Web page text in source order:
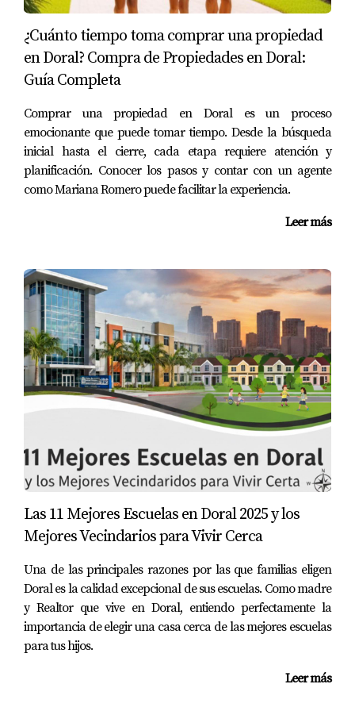
Caso 2: Inversor Juan Martínez
Juan Martínez es un inversor experimentado que utiliza
Realtor.com para analizar propiedades comerciales. Un
día encontró un edificio en Orlando cuyo precio había
Gracias a las tendencias históricas proporcionadas por
la plataforma, Juan pudo prever un repunte en el área
debido a nuevas inversiones en infraestructura. Compró
la propiedad y ha visto un aumento considerable en su
La pareja Gómez quería comprar su primera casa pero
estaba preocupada por los costos ocultos. Usando
Redfin, pudieron acceder a estimaciones precisas sobre
impuestos y costos de mantenimiento asociados con
diferentes propiedades. Esto les ayudó a elegir una casa
asequible sin sorpresas desagradables después de la
compra.
Conclusiones
El uso adecuado de plataformas inmobiliarias puede
Desde obtener información valiosa hasta facilitar
decisiones informadas, estas herramientas son
fundamentales para navegar el complejo mundo
inmobiliario. Si bien cada caso es único, los ejemplos
anteriores demuestran cómo una buena investigación
puede llevarte al éxito. Recuerda siempre analizar cada
propiedad desde múltiples ángulos y no dudar en
consultar con expertos si es necesario. La clave está en
¿Cuánto tiempo toma comprar una propiedad
en Doral? Compra de Propiedades en Doral:
Guía Completa
Comprar una propiedad en Doral es un proceso
emocionante que puede tomar tiempo. Desde la búsqueda
inicial hasta el cierre, cada etapa requiere atención y
planificación. Conocer los pasos y contar con un agente
como Mariana Romero puede facilitar la experiencia.
Leer más
Las 11 Mejores Escuelas en Doral 2025 y los
Mejores Vecindarios para Vivir Cerca
Una de las principales razones por las que familias eligen
Doral es la calidad excepcional de sus escuelas. Como madre
y Realtor que vive en Doral, entiendo perfectamente la
importancia de elegir una casa cerca de las mejores escuelas
para tus hijos.
Leer más